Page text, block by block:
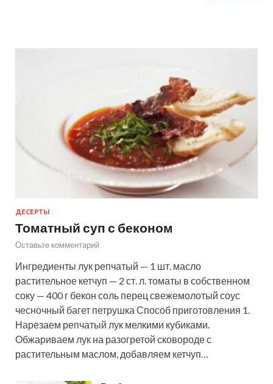
ДЕСЕРТЫ
Томатный суп с беконом
Оставьте комментарий
Ингредиенты лук репчатый — 1 шт. масло
растительное кетчуп — 2 ст. л. томаты в собственном
соку — 400 г бекон соль перец свежемолотый соус
чесночный багет петрушка Способ приготовления 1.
Нарезаем репчатый лук мелкими кубиками.
Обжариваем лук на разогретой сковороде с
растительным маслом, добавляем кетчуп…